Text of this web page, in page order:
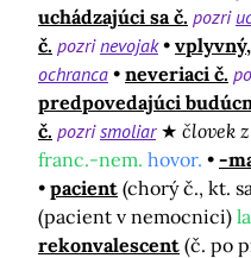
uchádzajúci sa č. pozri
č. pozrinevojak
ochranca
neveriaci č.
predpovedajúci
č. pozrismoliar človek
franc.-nem. hovor. -
pacient (chorý č., kt.
(pacient v nemocnici)
rekonvalescent (č. po